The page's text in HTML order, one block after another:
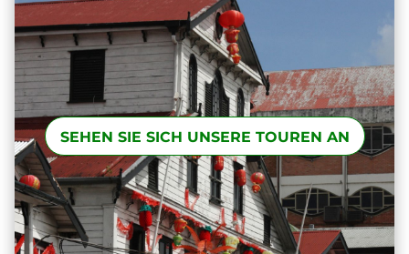
SEHEN SIE SICH UNSERE TOUREN AN